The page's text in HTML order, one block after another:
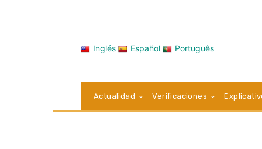
Inglés Español Português
Actualidad Verificaciones